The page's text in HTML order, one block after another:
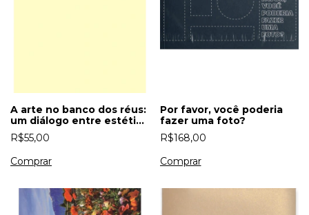
A arte no banco dos réus:
um diálogo entre estética
e direito
R$55,00
Por favor, você poderia
fazer uma foto?
R$168,00